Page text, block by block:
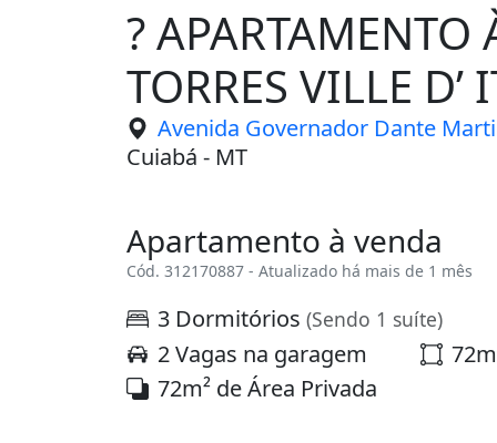
? APARTAMENTO
TORRES VILLE D’
Avenida Governador Dante
Cuiabá - MT
Apartamento à venda
Cód. 312170887 - Atualizado há mais de 1 mês
3 Dormitórios (Sendo 1 suíte)
2 Vagas na garagem
72m² de Área Privada